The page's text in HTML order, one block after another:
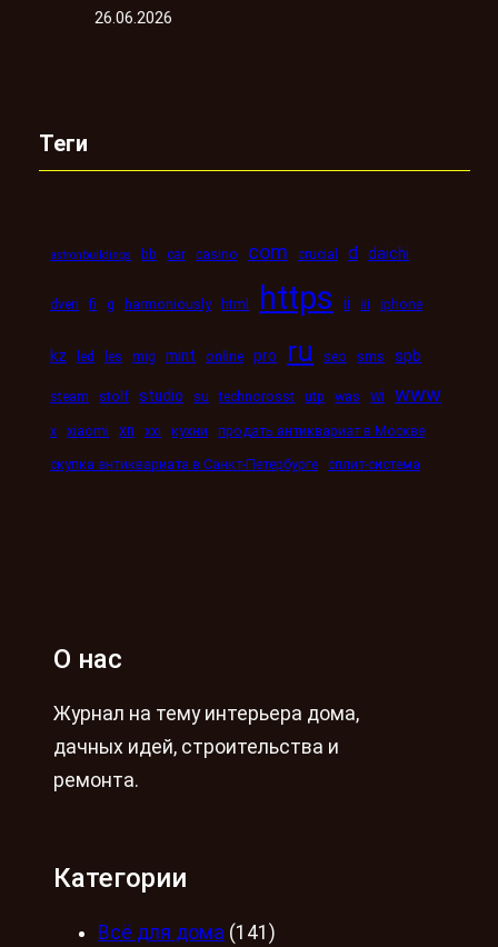
26.06.2026
Теги
astronbuildings bb car casino com crucial d daichi
dveri fi g harmoniously html https ii iii iphone
kz led les mig mint online pro ru seo sms spb
steam stolf studio su technorosst utp was wi www
x xiaomi xn xxi кухни
продать антиквариат в Москве
скупка антиквариата в Санкт-Петербурге сплит-система
О нас
Журнал на тему интерьера дома,
дачных идей, строительства и
ремонта.
Категории
Всё для дома (141)